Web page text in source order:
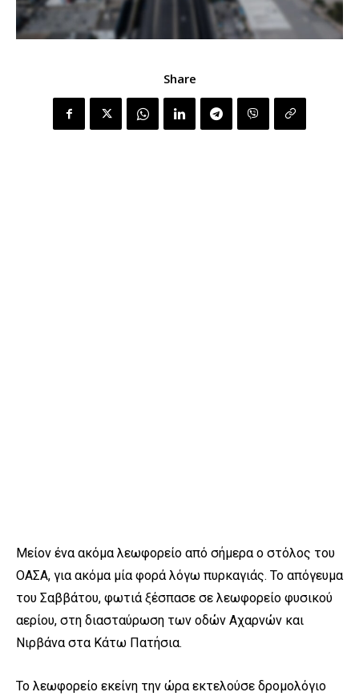
Share
Μείον ένα ακόμα λεωφορείο από σήμερα ο στόλος του
ΟΑΣΑ, για ακόμα μία φορά λόγω πυρκαγιάς. Το απόγευμα
του Σαββάτου, φωτιά ξέσπασε σε λεωφορείο φυσικού
αερίου, στη διασταύρωση των οδών Αχαρνών και
Νιρβάνα στα Κάτω Πατήσια.
Το λεωφορείο εκείνη την ώρα εκτελούσε δρομολόγιο